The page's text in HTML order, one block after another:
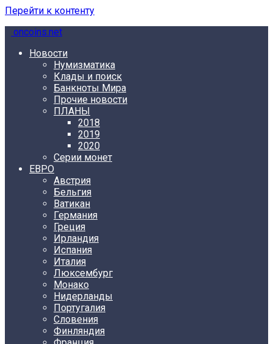
Перейти к контенту
oncoins.net
Новости
Нумизматика
Клады и поиск
Банкноты Мира
Прочие новости
ПЛАНЫ
2018
2019
2020
Серии монет
ЕВРО
Австрия
Бельгия
Ватикан
Германия
Греция
Ирландия
Испания
Италия
Люксембург
Монако
Нидерланды
Португалия
Словения
Финляндия